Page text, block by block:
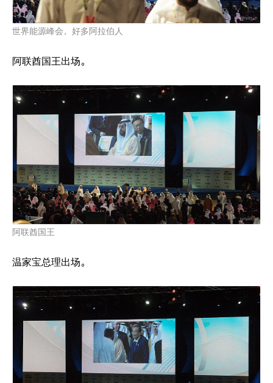
世界能源峰会，好多阿拉伯人
阿联酋国王出场。
阿联酋国王
温家宝总理出场。